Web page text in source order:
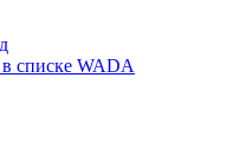
списке WADA